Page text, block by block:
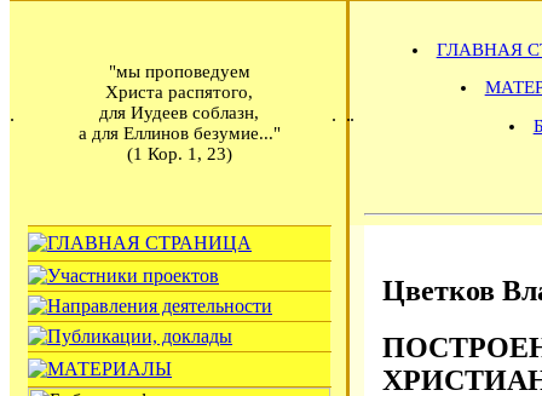
"мы проповедуем
Христа распятого,
для Иудеев соблазн,
а для Еллинов безумие..."
(1 Кор. 1, 23)
ГЛАВНАЯ
Цветков